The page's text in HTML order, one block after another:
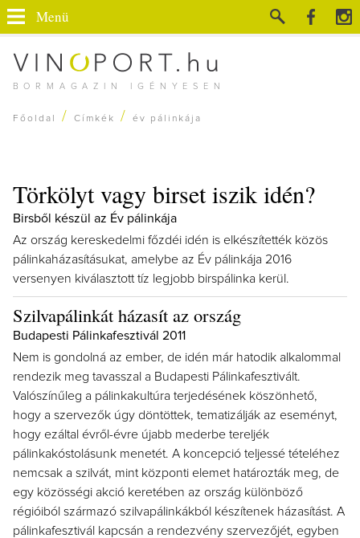
BORMAGAZIN IGÉNYESEN
Menü
Főoldal / Címkék / év pálinkája
Törkölyt vagy birset iszik idén?
Birsből készül az Év pálinkája
Az ország kereskedelmi főzdéi idén is elkészítették közös
pálinkaházasításukat, amelybe az Év pálinkája 2016
versenyen kiválasztott tíz legjobb birspálinka kerül.
Szilvapálinkát házasít az ország
Budapesti Pálinkafesztivál 2011
Nem is gondolná az ember, de idén már hatodik alkalommal
rendezik meg tavasszal a Budapesti Pálinkafesztivált.
Valószínűleg a pálinkakultúra terjedésének köszönhető,
hogy a szervezők úgy döntöttek, tematizálják az eseményt,
hogy ezáltal évről-évre újabb mederbe tereljék
pálinkakóstolásunk menetét. A koncepció teljessé tételéhez
nemcsak a szilvát, mint központi elemet határozták meg, de
egy közösségi akció keretében az ország különböző
régióiból származó szilvapálinkákból készítenek házasítást. A
pálinkafesztivál kapcsán a rendezvény szervezőjét, egyben